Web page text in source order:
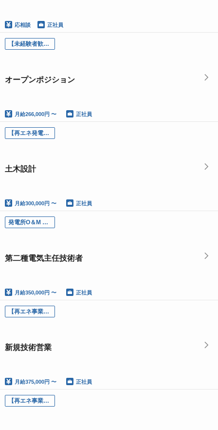
応相談 正社員
【未経験者歓迎】オープンポジション（業務内容・役割はスキルや適性に応じて決定）
オープンポジション
月給266,000円 〜 正社員
【再エネ発電事業】土木設計
土木設計
月給300,000円 〜 正社員
発電所O＆M 運転マネージャー 第二種電気主任技術者 （福島・仙台・茨城エリア）
第二種電気主任技術者
月給350,000円 〜 正社員
【再エネ事業】新規 / 技術営業 東京オフィス / 出張あり
新規技術営業
月給375,000円 〜 正社員
【再エネ事業】技術営業 東京オフィス / 出張あり